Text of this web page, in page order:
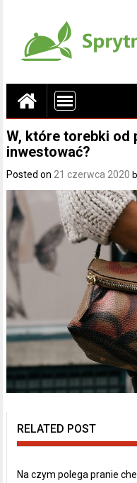
W, które torebki od
inwestować?
Posted on 21 czerwca 2020
RELATED POST
Na czym polega pranie